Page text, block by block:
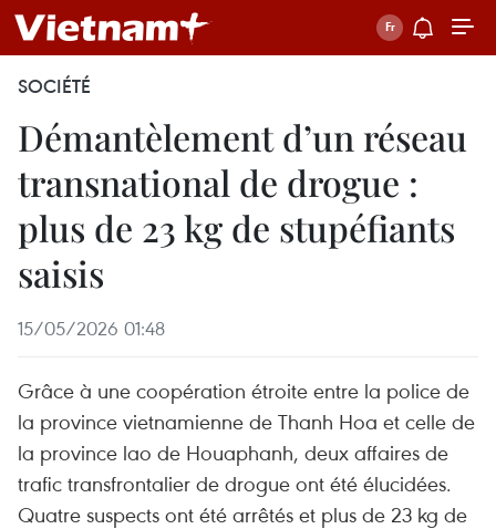
SOCIÉTÉ
Démantèlement d’un réseau
transnational de drogue :
plus de 23 kg de stupéfiants
saisis
15/05/2026 01:48
Grâce à une coopération étroite entre la police de
la province vietnamienne de Thanh Hoa et celle de
la province lao de Houaphanh, deux affaires de
trafic transfrontalier de drogue ont été élucidées.
Quatre suspects ont été arrêtés et plus de 23 kg de